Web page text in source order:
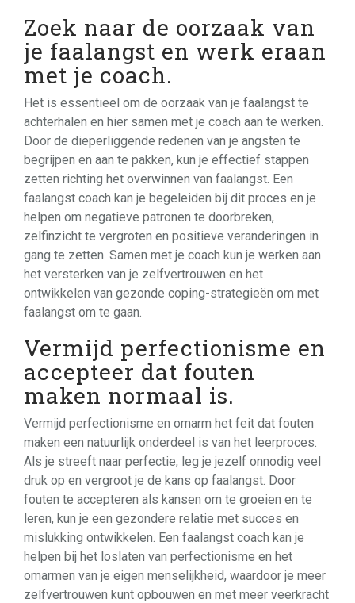
Zoek naar de oorzaak van
je faalangst en werk eraan
met je coach.
Het is essentieel om de oorzaak van je faalangst te
achterhalen en hier samen met je coach aan te werken.
Door de dieperliggende redenen van je angsten te
begrijpen en aan te pakken, kun je effectief stappen
zetten richting het overwinnen van faalangst. Een
faalangst coach kan je begeleiden bij dit proces en je
helpen om negatieve patronen te doorbreken,
zelfinzicht te vergroten en positieve veranderingen in
gang te zetten. Samen met je coach kun je werken aan
het versterken van je zelfvertrouwen en het
ontwikkelen van gezonde coping-strategieën om met
faalangst om te gaan.
Vermijd perfectionisme en
accepteer dat fouten
maken normaal is.
Vermijd perfectionisme en omarm het feit dat fouten
maken een natuurlijk onderdeel is van het leerproces.
Als je streeft naar perfectie, leg je jezelf onnodig veel
druk op en vergroot je de kans op faalangst. Door
fouten te accepteren als kansen om te groeien en te
leren, kun je een gezondere relatie met succes en
mislukking ontwikkelen. Een faalangst coach kan je
helpen bij het loslaten van perfectionisme en het
omarmen van je eigen menselijkheid, waardoor je meer
zelfvertrouwen kunt opbouwen en met meer veerkracht